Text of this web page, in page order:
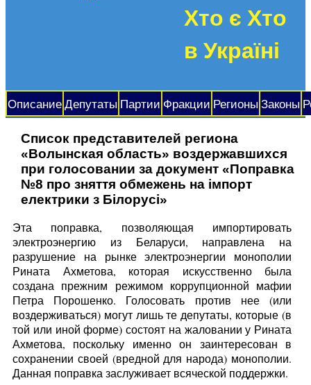
Хто є Хто
в Україні
Описание Депутаты Партии Фракции Регионы Законы
Список представителей региона
«Волынская область» воздержавшихся
при голосовании за документ «Поправка
№8 про зняття обмежень на імпорт
електрики з Білорусі»
Эта поправка, позволяющая импортировать
электроэнергию из Беларуси, направлена на
разрушение на рынке электроэнергии монополии
Рината Ахметова, которая искусственно была
создана прежним режимом коррупционной мафии
Петра Порошенко. Голосовать против нее (или
воздерживаться) могут лишь те депутаты, которые (в
той или иной форме) состоят на жаловании у Рината
Ахметова, поскольку именно он заинтересован в
сохранении своей (вредной для народа) монополии.
Данная поправка заслуживает всяческой поддержки.